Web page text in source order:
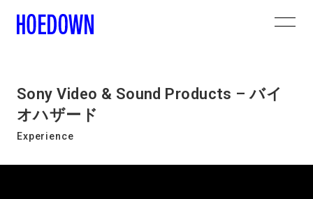
Sony Video & Sound Products – バイ
オハザード
Experience